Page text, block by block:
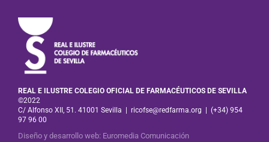
REAL E ILUSTRE COLEGIO OFICIAL DE FARMACÉUTICOS DE SEVILLA
©2022
C/ Alfonso XII, 51. 41001 Sevilla | ricofse@redfarma.org | (+34) 954
97 96 00
Diseño y desarrollo web: Euromedia Comunicación